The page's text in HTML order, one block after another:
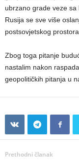
ubrzano grade veze sa
Rusija se sve više
postsovjetskog
Zbog toga pitanje
nastalim nakon
geopolitičkih pitanja u
Prethodni članak